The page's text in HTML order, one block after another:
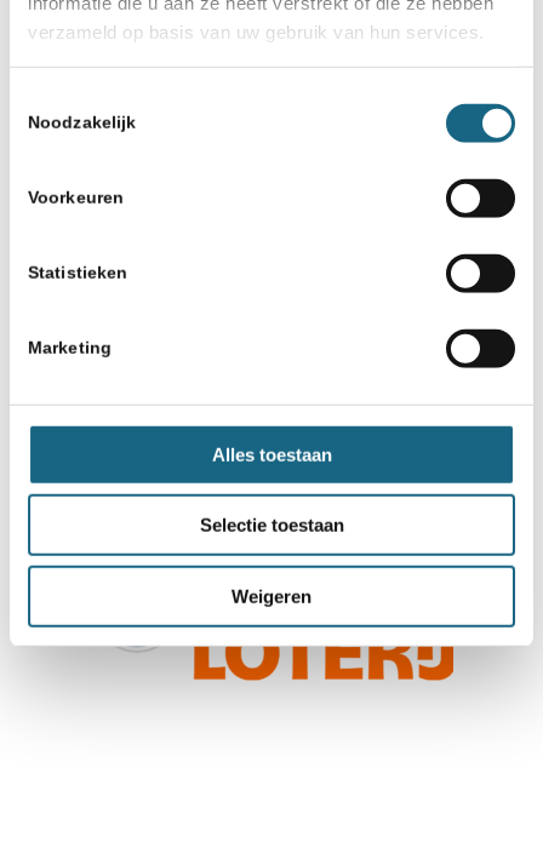
verzameld op basis van uw gebruik van hun services.
Noodzakelijk
Voorkeuren
Statistieken
Marketing
Alles toestaan
Selectie toestaan
Weigeren